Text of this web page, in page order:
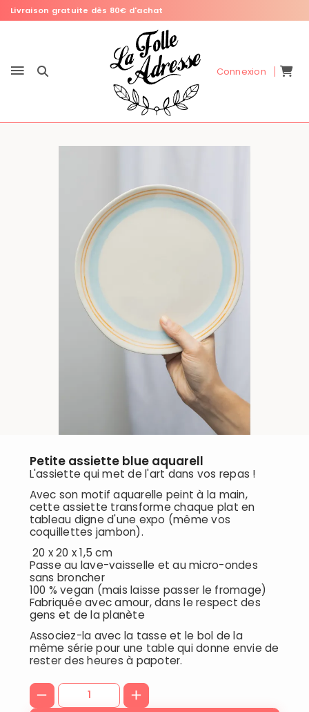
Livraison gratuite dès 80€ d'achat
Connexion
Petite assiette blue aquarell
L'assiette qui met de l'art dans vos repas !
Avec son motif aquarelle peint à la main,
cette assiette transforme chaque plat en
tableau digne d'une expo (même vos
coquillettes jambon).
20 x 20 x 1,5 cm
Passe au lave-vaisselle et au micro-ondes
sans broncher
100 % vegan (mais laisse passer le fromage)
Fabriquée avec amour, dans le respect des
gens et de la planète
Associez-la avec la tasse et le bol de la
même série pour une table qui donne envie de
rester des heures à papoter.